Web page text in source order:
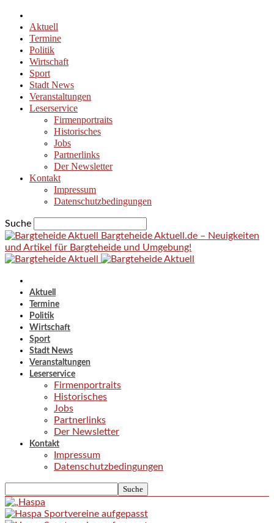
Aktuell
Termine
Politik
Wirtschaft
Sport
Stadt News
Veranstaltungen
Leserservice
Firmenportraits
Historisches
Jobs
Partnerlinks
Der Newsletter
Kontakt
Impressum
Datenschutzbedingungen
Suche
Bargteheide Aktuell.de – Neuigkeiten
und Artikel für Bargteheide und Umgebung!
Aktuell
Termine
Politik
Wirtschaft
Sport
Stadt News
Veranstaltungen
Leserservice
Firmenportraits
Historisches
Jobs
Partnerlinks
Der Newsletter
Kontakt
Impressum
Datenschutzbedingungen